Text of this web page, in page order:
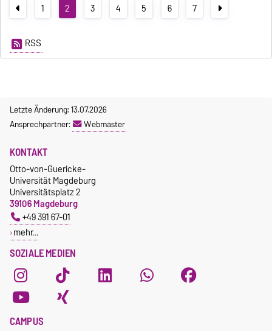
1 2 3 4 5 6 7
RSS
Letzte Änderung: 13.07.2026
Ansprechpartner:
Webmaster
SOZIALE MEDIEN
KONTAKT
Otto-von-Guericke-
Universität Magdeburg
Universitätsplatz 2
39106 Magdeburg
+49 391 67-01
mehr…
CAMPUS